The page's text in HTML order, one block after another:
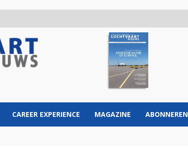
CAREER EXPERIENCE MAGAZINE ABONNEREN